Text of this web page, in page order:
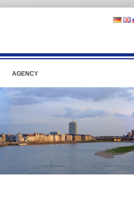
AGENCY